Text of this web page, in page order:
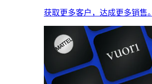
获取更多客户，达成更多销售。